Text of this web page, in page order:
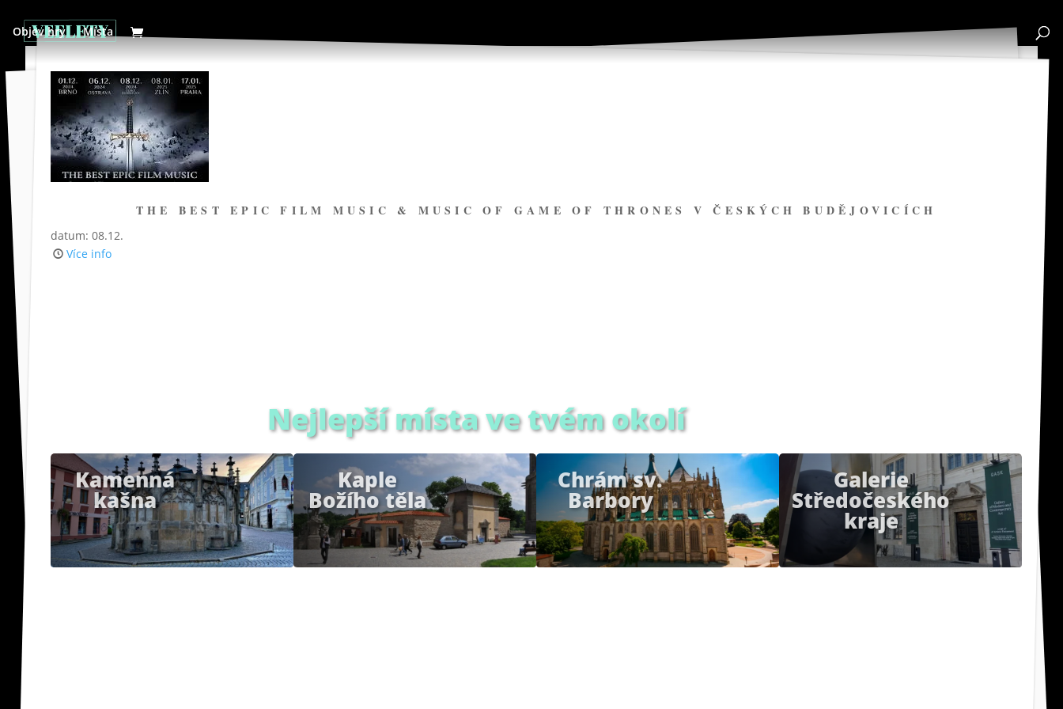
Objev hry Místa
THE BEST EPIC FILM MUSIC & MUSIC OF GAME OF THRONES V ČESKÝCH BUDĚJOVICÍCH
datum: 08.12.
Více info
Nejlepší místa ve tvém okolí
Kamenná
kašna
Kaple
Božího těla
Chrám sv.
Barbory
Galerie
Středočeského
kraje